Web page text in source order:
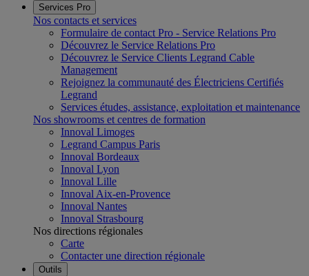
Services Pro
Nos contacts et services
Formulaire de contact Pro - Service Relations Pro
Découvrez le Service Relations Pro
Découvrez le Service Clients Legrand Cable
Management
Rejoignez la communauté des Électriciens Certifiés
Legrand
Services études, assistance, exploitation et maintenance
Nos showrooms et centres de formation
Innoval Limoges
Legrand Campus Paris
Innoval Bordeaux
Innoval Lyon
Innoval Lille
Innoval Aix-en-Provence
Innoval Nantes
Innoval Strasbourg
Nos directions régionales
Carte
Contacter une direction régionale
Outils